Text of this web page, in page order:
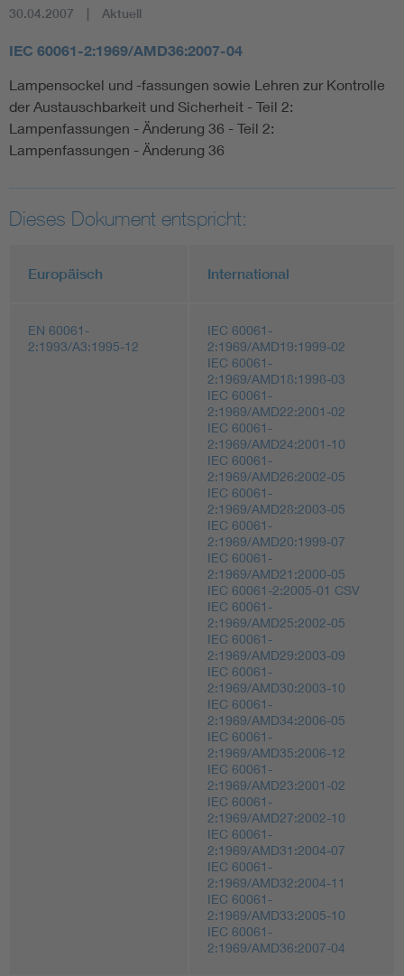
30.04.2007 Aktuell
IEC 60061-2:1969/AMD36:2007-04
Lampensockel und -fassungen sowie Lehren zur Kontrolle
der Austauschbarkeit und Sicherheit - Teil 2:
Lampenfassungen - Änderung 36 - Teil 2:
Lampenfassungen - Änderung 36
Dieses Dokument entspricht:
Europäisch International
EN 60061-
2:1993/A3:1995-12
IEC 60061-
2:1969/AMD19:1999-02
IEC 60061-
2:1969/AMD18:1998-03
IEC 60061-
2:1969/AMD22:2001-02
IEC 60061-
2:1969/AMD24:2001-10
IEC 60061-
2:1969/AMD26:2002-05
IEC 60061-
2:1969/AMD28:2003-05
IEC 60061-
2:1969/AMD20:1999-07
IEC 60061-
2:1969/AMD21:2000-05
IEC 60061-2:2005-01 CSV
IEC 60061-
2:1969/AMD25:2002-05
IEC 60061-
2:1969/AMD29:2003-09
IEC 60061-
2:1969/AMD30:2003-10
IEC 60061-
2:1969/AMD34:2006-05
IEC 60061-
2:1969/AMD35:2006-12
IEC 60061-
2:1969/AMD23:2001-02
IEC 60061-
2:1969/AMD27:2002-10
IEC 60061-
2:1969/AMD31:2004-07
IEC 60061-
2:1969/AMD32:2004-11
IEC 60061-
2:1969/AMD33:2005-10
IEC 60061-
2:1969/AMD36:2007-04